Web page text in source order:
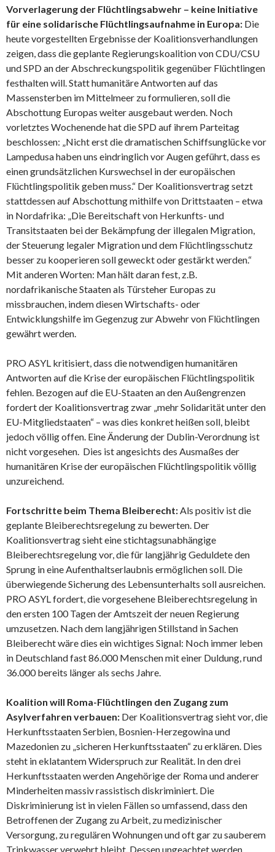
Vorverlagerung der Flüchtlingsabwehr – keine Initiative
für eine solidarische Flüchtlingsaufnahme in Europa: Die
heute vorgestellten Ergebnisse der Koalitionsverhandlungen
zeigen, dass die geplante Regierungskoalition von CDU/CSU
und SPD an der Abschreckungspolitik gegenüber Flüchtlingen
festhalten will. Statt humanitäre Antworten auf das
Massensterben im Mittelmeer zu formulieren, soll die
Abschottung Europas weiter ausgebaut werden. Noch
vorletztes Wochenende hat die SPD auf ihrem Parteitag
beschlossen: „Nicht erst die dramatischen Schiffsunglücke vor
Lampedusa haben uns eindringlich vor Augen geführt, dass es
einen grundsätzlichen Kurswechsel in der europäischen
Flüchtlingspolitik geben muss.“ Der Koalitionsvertrag setzt
stattdessen auf Abschottung mithilfe von Drittstaaten – etwa
in Nordafrika: „Die Bereitschaft von Herkunfts- und
Transitstaaten bei der Bekämpfung der illegalen Migration,
der Steuerung legaler Migration und dem Flüchtlingsschutz
besser zu kooperieren soll geweckt oder gestärkt werden.“
Mit anderen Worten: Man hält daran fest, z.B.
nordafrikanische Staaten als Türsteher Europas zu
missbrauchen, indem diesen Wirtschafts- oder
Entwicklungshilfe im Gegenzug zur Abwehr von Flüchtlingen
gewährt werden.
PRO ASYL kritisiert, dass die notwendigen humanitären
Antworten auf die Krise der europäischen Flüchtlingspolitik
fehlen. Bezogen auf die EU-Staaten an den Außengrenzen
fordert der Koalitionsvertrag zwar „mehr Solidarität unter den
EU-Mitgliedstaaten“ – was dies konkret heißen soll, bleibt
jedoch völlig offen. Eine Änderung der Dublin-Verordnung ist
nicht vorgesehen. Dies ist angesichts des Ausmaßes der
humanitären Krise der europäischen Flüchtlingspolitik völlig
unzureichend.
Fortschritte beim Thema Bleiberecht:Als positiv ist die
geplante Bleiberechtsregelung zu bewerten. Der
Koalitionsvertrag sieht eine stichtagsunabhängige
Bleiberechtsregelung vor, die für langjährig Geduldete den
Sprung in eine Aufenthaltserlaubnis ermöglichen soll. Die
überwiegende Sicherung des Lebensunterhalts soll ausreichen.
PRO ASYL fordert, die vorgesehene Bleiberechtsregelung in
den ersten 100 Tagen der Amtszeit der neuen Regierung
umzusetzen. Nach dem langjährigen Stillstand in Sachen
Bleiberecht wäre dies ein wichtiges Signal: Noch immer leben
in Deutschland fast 86.000 Menschen mit einer Duldung, rund
36.000 bereits länger als sechs Jahre.
Koalition will Roma-Flüchtlingen den Zugang zum
Asylverfahren verbauen: Der Koalitionsvertrag sieht vor, die
Herkunftsstaaten Serbien, Bosnien-Herzegowina und
Mazedonien zu „sicheren Herkunftsstaaten“ zu erklären. Dies
steht in eklatantem Widerspruch zur Realität. In den drei
Herkunftsstaaten werden Angehörige der Roma und anderer
Minderheiten massiv rassistisch diskriminiert. Die
Diskriminierung ist in vielen Fällen so umfassend, dass den
Betroffenen der Zugang zu Arbeit, zu medizinischer
Versorgung, zu regulären Wohnungen und oft gar zu sauberem
Trinkwasser verwehrt bleibt. Dessen ungeachtet werden